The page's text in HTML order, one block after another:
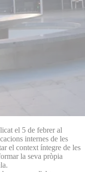
el 5 de febrer al
internes de les
el context íntegre de les
la seva pròpia